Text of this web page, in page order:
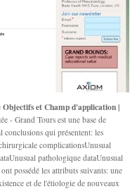
Objectifs et Champ d'application |
- Grand Tours est une base de
conclusions qui présentent: les
complicationsUnusual
pathologique dataUnusual
possédé les attributs suivants: une
et de l'étiologie de nouveaux